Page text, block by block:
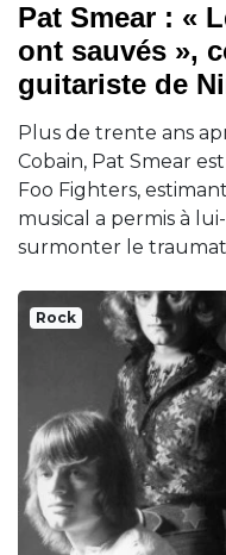
Pat Smear : «
ont sauvés »,
guitariste de
Plus de trente ans
Cobain, Pat Smear
Foo Fighters,
musical a permis à
surmonter le
Rock